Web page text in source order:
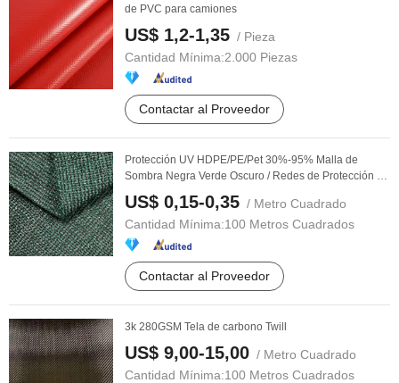
de PVC para camiones
US$ 1,2-1,35 / Pieza
Cantidad Mínima:2.000 Piezas
Contactar al Proveedor
Protección UV HDPE/PE/Pet 30%-95% Malla de
Sombra Negra Verde Oscuro / Redes de Protección de
US$ 0,15-0,35 / Metro Cuadrado
Cantidad Mínima:100 Metros Cuadrados
Contactar al Proveedor
3k 280GSM Tela de carbono Twill
US$ 9,00-15,00 / Metro Cuadrado
Cantidad Mínima:100 Metros Cuadrados